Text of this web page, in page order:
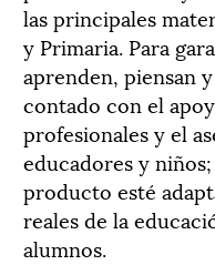
las principales
y Primaria. Para
aprenden, piensan
contado con el
profesionales y el
educadores y
producto esté
reales de la
alumnos.